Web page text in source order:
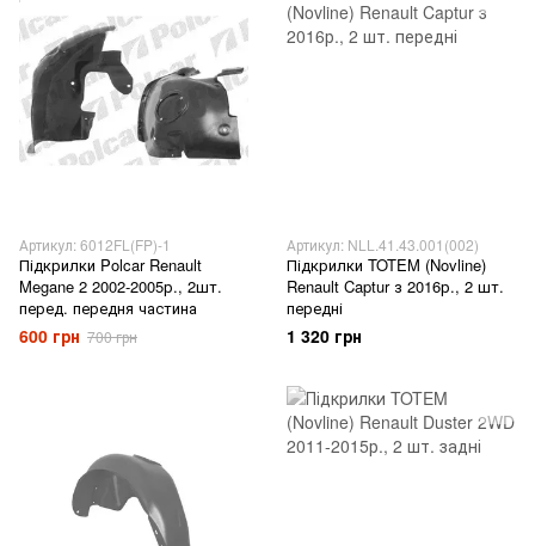
Артикул: 6012FL(FP)-1
Підкрилки Polcar Renault
Megane 2 2002-2005р., 2шт.
перед. передня частина
600 грн 700 грн
Артикул: NLL.41.43.001(002)
Підкрилки TOTEM (Novline)
Renault Captur з 2016р., 2 шт.
передні
1 320 грн